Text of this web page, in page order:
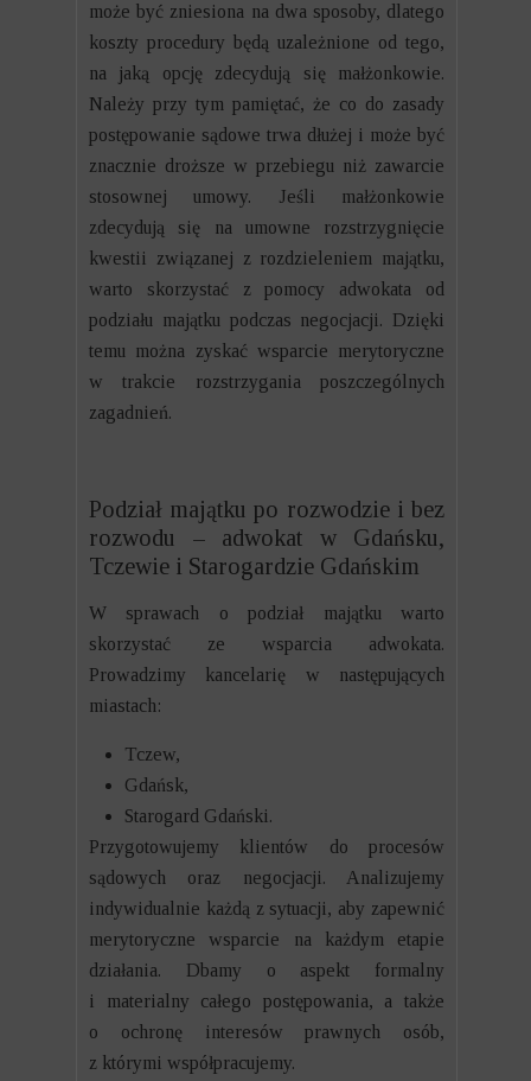
może być zniesiona na dwa sposoby, dlatego
koszty procedury będą uzależnione od tego,
na jaką opcję zdecydują się małżonkowie.
Należy przy tym pamiętać, że co do zasady
postępowanie sądowe trwa dłużej i może być
znacznie droższe w przebiegu niż zawarcie
stosownej umowy. Jeśli małżonkowie
zdecydują się na umowne rozstrzygnięcie
kwestii związanej z rozdzieleniem majątku,
warto skorzystać z pomocy adwokata od
podziału majątku podczas negocjacji. Dzięki
temu można zyskać wsparcie merytoryczne
w trakcie rozstrzygania poszczególnych
zagadnień.
Podział majątku po rozwodzie i bez
rozwodu – adwokat w Gdańsku,
Tczewie i Starogardzie Gdańskim
W sprawach o podział majątku warto
skorzystać ze wsparcia adwokata.
Prowadzimy kancelarię w następujących
miastach:
Tczew,
Gdańsk,
Starogard Gdański.
Przygotowujemy klientów do procesów
sądowych oraz negocjacji. Analizujemy
indywidualnie każdą z sytuacji, aby zapewnić
merytoryczne wsparcie na każdym etapie
działania. Dbamy o aspekt formalny
i materialny całego postępowania, a także
o ochronę interesów prawnych osób,
z którymi współpracujemy.